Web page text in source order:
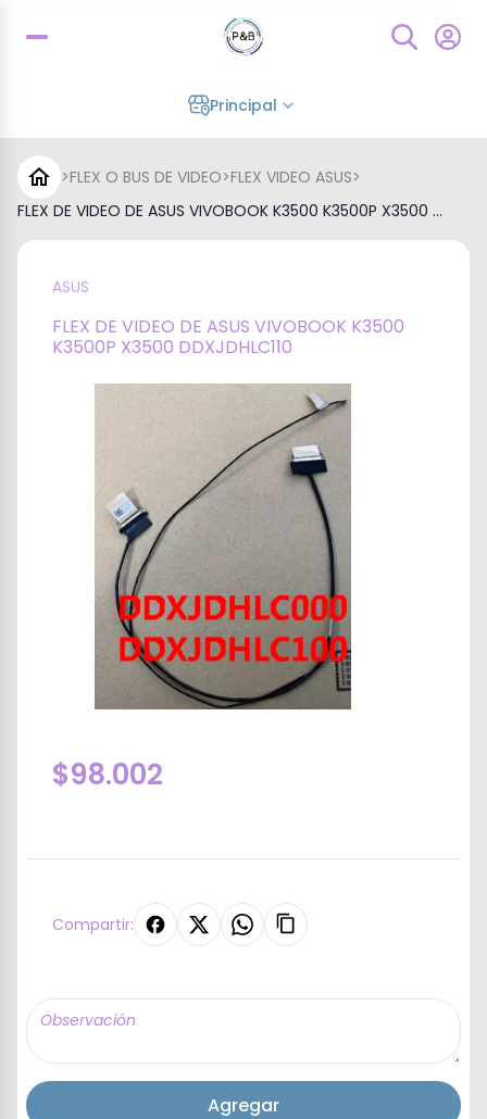
Principal
>FLEX O BUS DE VIDEO>FLEX VIDEO ASUS>
FLEX DE VIDEO DE ASUS VIVOBOOK K3500 K3500P X3500 ...
ASUS
FLEX DE VIDEO DE ASUS VIVOBOOK K3500
K3500P X3500 DDXJDHLC110
$98.002
Compartir:
Agregar